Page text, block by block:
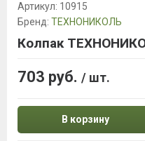
Артикул: 10915
Бренд: ТЕХНОНИКОЛЬ
Колпак
703 руб. / шт.
В корзину